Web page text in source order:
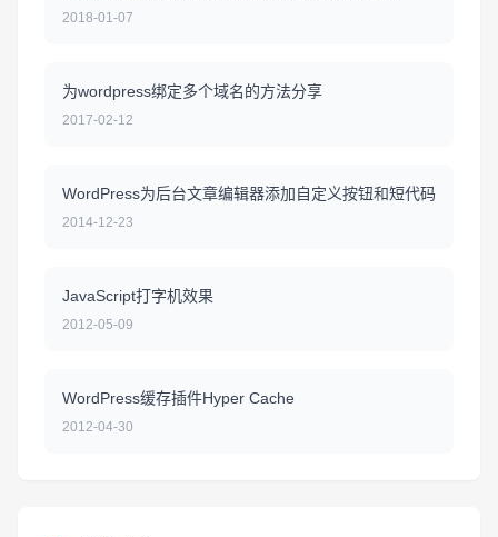
2018-01-07
为wordpress绑定多个域名的方法分享
2017-02-12
WordPress为后台文章编辑器添加自定义按钮和短代码
2014-12-23
JavaScript打字机效果
2012-05-09
WordPress缓存插件Hyper Cache
2012-04-30